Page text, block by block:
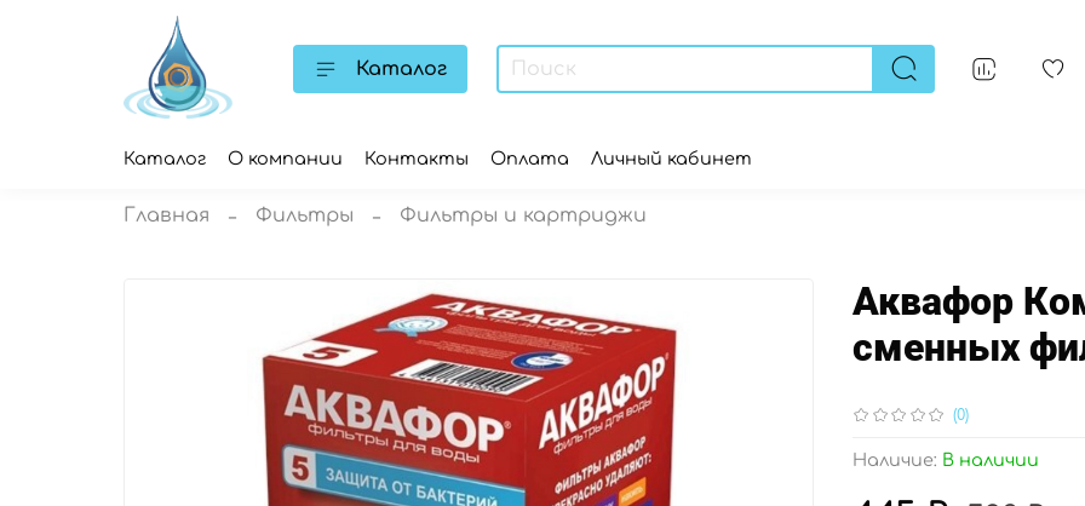
Каталог
Каталог О компании Контакты Оплата Личный кабинет
Главная Фильтры Фильтры и картриджи
(0)
Наличие: В наличии
Аквафор
сменных